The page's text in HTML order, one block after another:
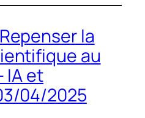
la
au
IA et
04/2025